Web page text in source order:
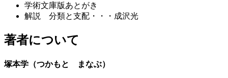
学術文庫版あとがき
解説 分類と支配・・・成沢光
著者について
塚本学（つかもと まなぶ）